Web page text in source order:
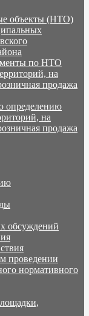
объекты (НТО)
по НТО
на
продажа
определению
на
продажа
обсуждений
проведении
нормативного